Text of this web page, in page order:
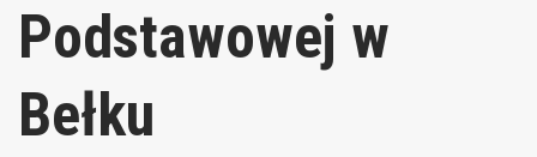
Podstawowej w
Bełku